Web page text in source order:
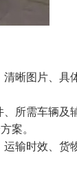
晰图片、具
所需车辆及
案。
输时效、货